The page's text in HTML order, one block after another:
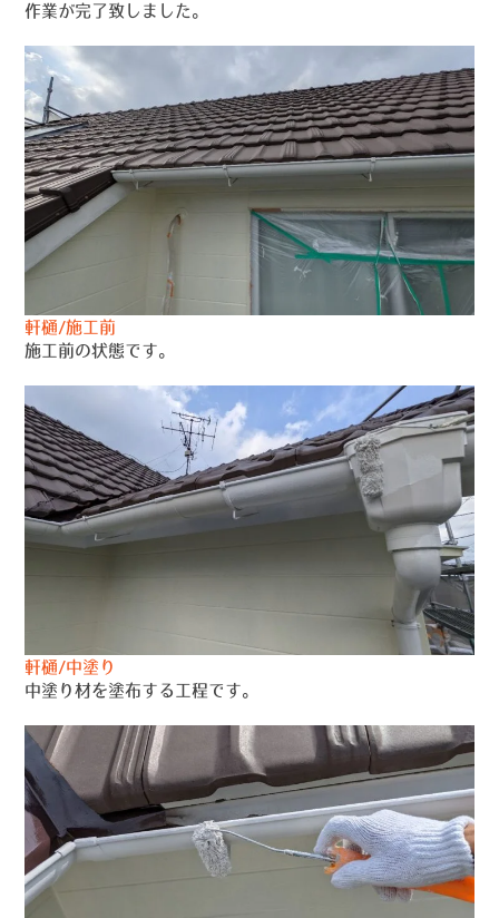
作業が完了致しました。
軒樋/施工前
施工前の状態です。
軒樋/中塗り
中塗り材を塗布する工程です。